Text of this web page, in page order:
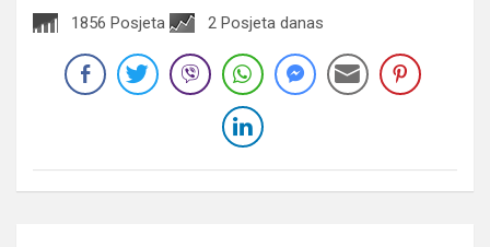
1856 Posjeta 2 Posjeta danas